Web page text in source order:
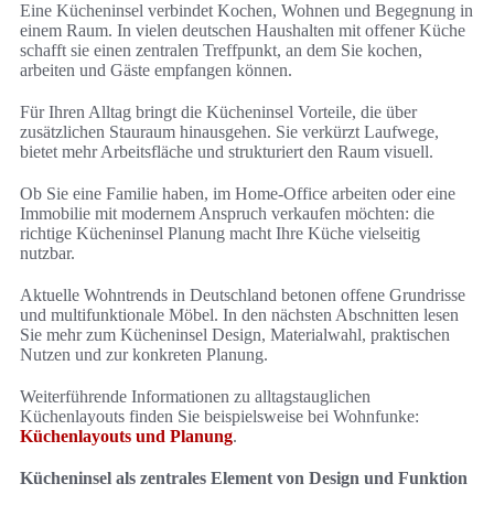
Eine Kücheninsel verbindet Kochen, Wohnen und Begegnung in
einem Raum. In vielen deutschen Haushalten mit offener Küche
schafft sie einen zentralen Treffpunkt, an dem Sie kochen,
arbeiten und Gäste empfangen können.
Für Ihren Alltag bringt die Kücheninsel Vorteile, die über
zusätzlichen Stauraum hinausgehen. Sie verkürzt Laufwege,
bietet mehr Arbeitsfläche und strukturiert den Raum visuell.
Ob Sie eine Familie haben, im Home-Office arbeiten oder eine
Immobilie mit modernem Anspruch verkaufen möchten: die
richtige Kücheninsel Planung macht Ihre Küche vielseitig
nutzbar.
Aktuelle Wohntrends in Deutschland betonen offene Grundrisse
und multifunktionale Möbel. In den nächsten Abschnitten lesen
Sie mehr zum Kücheninsel Design, Materialwahl, praktischen
Nutzen und zur konkreten Planung.
Weiterführende Informationen zu alltagstauglichen
Küchenlayouts finden Sie beispielsweise bei Wohnfunke:
Küchenlayouts und Planung.
Kücheninsel als zentrales Element von Design und Funktion